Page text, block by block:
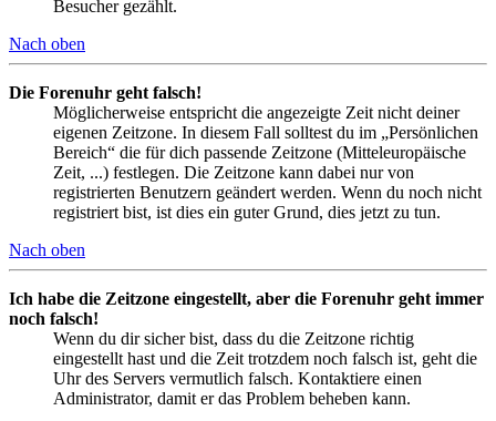
Besucher gezählt.
Nach oben
Die Forenuhr geht falsch!
Möglicherweise entspricht die angezeigte Zeit nicht deiner
eigenen Zeitzone. In diesem Fall solltest du im „Persönlichen
Bereich“ die für dich passende Zeitzone (Mitteleuropäische
Zeit, ...) festlegen. Die Zeitzone kann dabei nur von
registrierten Benutzern geändert werden. Wenn du noch nicht
registriert bist, ist dies ein guter Grund, dies jetzt zu tun.
Nach oben
Ich habe die Zeitzone eingestellt, aber die Forenuhr geht immer
noch falsch!
Wenn du dir sicher bist, dass du die Zeitzone richtig
eingestellt hast und die Zeit trotzdem noch falsch ist, geht die
Uhr des Servers vermutlich falsch. Kontaktiere einen
Administrator, damit er das Problem beheben kann.